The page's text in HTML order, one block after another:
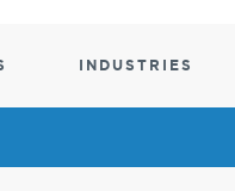
À
INDUSTRIES
CENTRE